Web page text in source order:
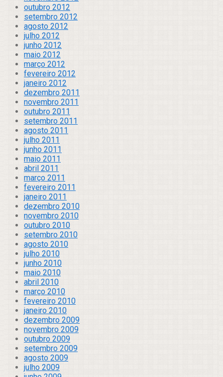
outubro 2012
setembro 2012
agosto 2012
julho 2012
junho 2012
maio 2012
março 2012
fevereiro 2012
janeiro 2012
dezembro 2011
novembro 2011
outubro 2011
setembro 2011
agosto 2011
julho 2011
junho 2011
maio 2011
abril 2011
março 2011
fevereiro 2011
janeiro 2011
dezembro 2010
novembro 2010
outubro 2010
setembro 2010
agosto 2010
julho 2010
junho 2010
maio 2010
abril 2010
março 2010
fevereiro 2010
janeiro 2010
dezembro 2009
novembro 2009
outubro 2009
setembro 2009
agosto 2009
julho 2009